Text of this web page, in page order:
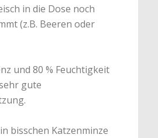
in die Dose noch
(z.B. Beeren oder
und 80 % Feuchtigkeit
gute
bisschen Katzenminze